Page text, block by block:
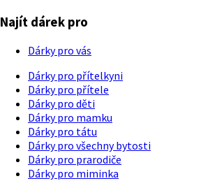
Najít dárek pro
Dárky pro vás
Dárky pro přítelkyni
Dárky pro přítele
Dárky pro děti
Dárky pro mamku
Dárky pro tátu
Dárky pro všechny bytosti
Dárky pro prarodiče
Dárky pro miminka